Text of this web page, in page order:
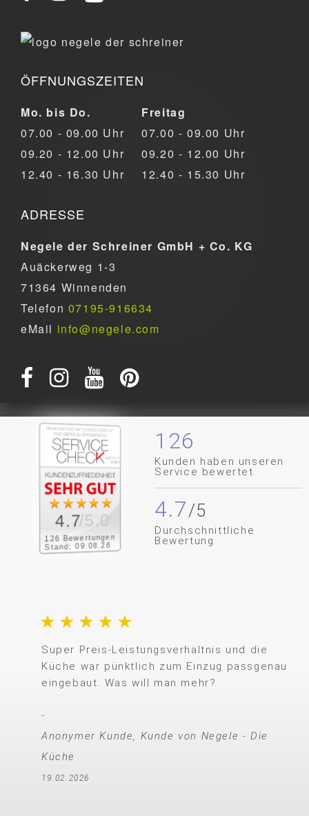
ÖFFNUNGSZEITEN
Mo. bis Do.
07.00 - 09.00 Uhr
09.20 - 12.00 Uhr
12.40 - 16.30 Uhr
Freitag
07.00 - 09.00 Uhr
09.20 - 12.00 Uhr
12.40 - 15.30 Uhr
ADRESSE
Negele der Schreiner GmbH + Co. KG
Auäckerweg 1-3
71364 Winnenden
Telefon 07195-916634
eMail info@negele.com
126 Bewertungen
Stand: 09.08.26
4.7/5.0
126
Kunden haben unseren
Service bewertet
4.7
Durchschnittliche
Bewertung
Super Preis-Leistungsverhältnis und die
Küche war pünktlich zum Einzug passgenau
eingebaut. Was will man mehr?
Anonymer Kunde, Kunde von Negele - Die
Küche
19.02.2026